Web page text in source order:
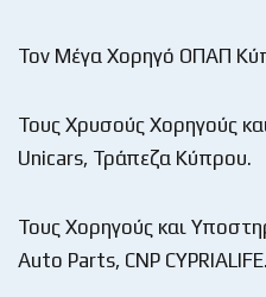
Τον Μέγα Χορηγό ΟΠΑΠ
Τους Χρυσούς Χορηγούς
Unicars, Τράπεζα Κύπρου.
Τους Χορηγούς και
Auto Parts, CNP CYPRIALIFE.